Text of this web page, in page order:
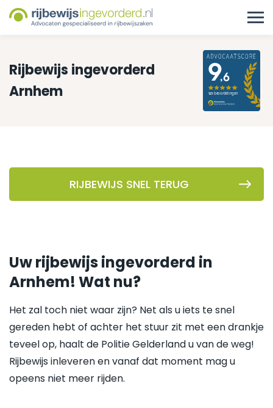
Rijbewijs ingevorderd
Arnhem
RIJBEWIJS SNEL TERUG
Uw rijbewijs ingevorderd in
Arnhem! Wat nu?
Het zal toch niet waar zijn? Net als u iets te snel
gereden hebt of achter het stuur zit met een drankje
teveel op, haalt de Politie Gelderland u van de weg!
Rijbewijs inleveren en vanaf dat moment mag u
opeens niet meer rijden.